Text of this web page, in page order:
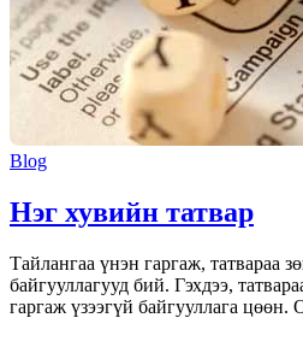
Blog
Нэг хувийн татвар
Тайлангаа үнэн гаргаж, татвараа
байгууллагууд бий. Гэхдээ,
гаргаж үзээгүй байгууллага цөөн.